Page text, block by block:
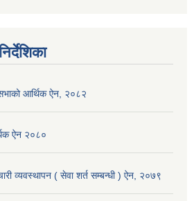
आर्थिक ऐन, २०८२
ऐन २०८०
व्यवस्थापन ( सेवा शर्त सम्बन्धी ) ऐन, २०७९